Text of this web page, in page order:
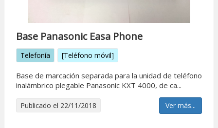
Base Panasonic Easa Phone
Telefonía [Teléfono móvil]
Base de marcación separada para la unidad de teléfono
inalámbrico plegable Panasonic KXT 4000, de ca...
Publicado el 22/11/2018 Ver más...